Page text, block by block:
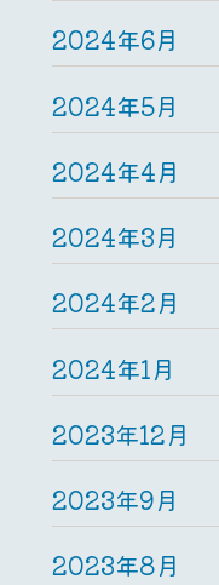
2024年6月
2024年5月
2024年4月
2024年3月
2024年2月
2024年1月
2023年12月
2023年9月
2023年8月